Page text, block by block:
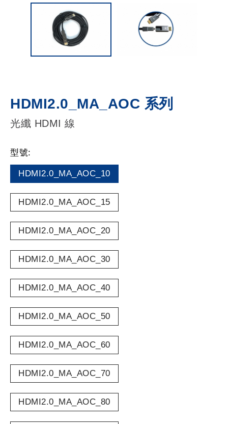
HDMI2.0_MA_AOC 系列
光纖 HDMI 線
型號:
HDMI2.0_MA_AOC_10
HDMI2.0_MA_AOC_15
HDMI2.0_MA_AOC_20
HDMI2.0_MA_AOC_30
HDMI2.0_MA_AOC_40
HDMI2.0_MA_AOC_50
HDMI2.0_MA_AOC_60
HDMI2.0_MA_AOC_70
HDMI2.0_MA_AOC_80